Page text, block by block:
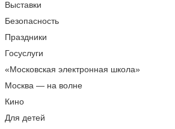
Выставки
Безопасность
Праздники
Госуслуги
«Московская электронная школа»
Москва — на волне
Кино
Для детей